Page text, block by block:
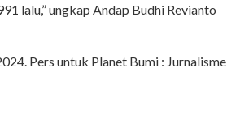
lalu,” ungkap Andap Budhi Revianto
Pers untuk Planet Bumi : Jurnalisme